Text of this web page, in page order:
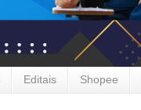
Editais Shopee